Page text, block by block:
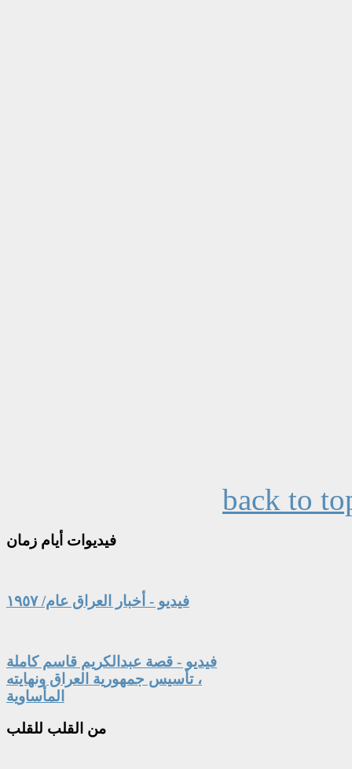
back to
فيديوات أيام زمان
فيديو - أخبار العراق عام/ ١٩٥٧
فيديو - قصة عبدالكريم قاسم كاملة
، تأسيس جمهورية العراق ونهايته
المأساوية
من القلب للقلب